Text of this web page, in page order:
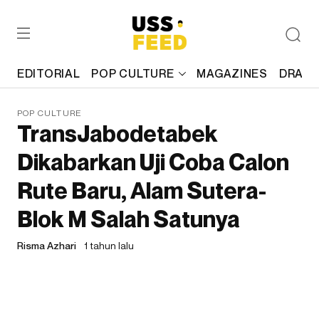
EDITORIAL POP CULTURE MAGAZINES
POP CULTURE
TransJabodetabek
Dikabarkan Uji Coba Calon
Rute Baru, Alam Sutera-
Blok M Salah Satunya
Risma Azhari 1 tahun lalu